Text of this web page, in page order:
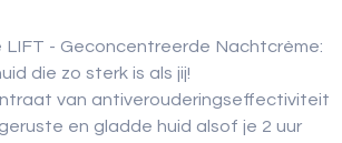
LIFT - Geconcentreerde Nachtcrème:
die zo sterk is als jij!
van antiverouderingseffectiviteit
en gladde huid alsof je 2 uur